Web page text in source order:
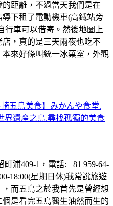
距離，不過當天我們是在
導下租了電動機車(高鐵站旁
行車可以借寄。然後地圖上
，真的是三天兩夜也吃不
來好條叫統一冰菓室，外觀
五島美食】みかんや食堂.
界遺產之島.尋找孤獨的美食
浦409-1，電話: +81 959-64-
18:00(星期日休)我常說旅遊
而五島之於我首先是曾經想
是看完五島醫生油然而生的